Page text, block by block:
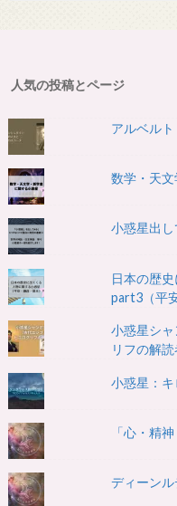
人気の投稿とページ
アルベル
数学・天
小惑星出し
日本の歴
part3（平
小惑星シ
リフの解読
小惑星：
「心・精
ディーン